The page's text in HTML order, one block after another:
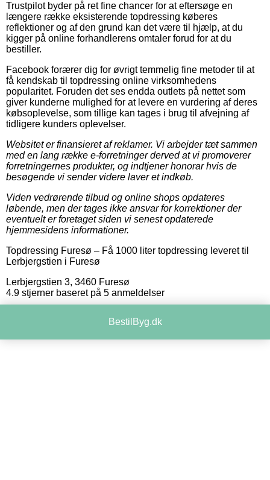
Trustpilot byder på ret fine chancer for at eftersøge en
længere række eksisterende topdressing køberes
reflektioner og af den grund kan det være til hjælp, at du
kigger på online forhandlerens omtaler forud for at du
bestiller.
Facebook forærer dig for øvrigt temmelig fine metoder til at
få kendskab til topdressing online virksomhedens
popularitet. Foruden det ses endda outlets på nettet som
giver kunderne mulighed for at levere en vurdering af deres
købsoplevelse, som tillige kan tages i brug til afvejning af
tidligere kunders oplevelser.
Websitet er finansieret af reklamer. Vi arbejder tæt sammen
med en lang række e-forretninger derved at vi promoverer
forretningernes produkter, og indtjener honorar hvis de
besøgende vi sender videre laver et indkøb.
Viden vedrørende tilbud og online shops opdateres
løbende, men der tages ikke ansvar for korrektioner der
eventuelt er foretaget siden vi senest opdaterede
hjemmesidens informationer.
Topdressing Furesø – Få 1000 liter topdressing leveret til
Lerbjergstien i Furesø
Lerbjergstien 3, 3460 Furesø
4.9 stjerner baseret på 5 anmeldelser
BestilByg.dk